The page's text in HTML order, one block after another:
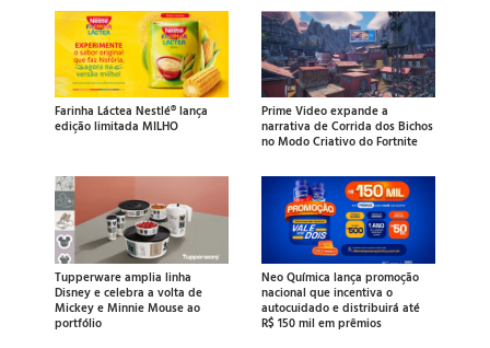
Farinha Láctea Nestlé® lança
edição limitada MILHO
Prime Video expande a
narrativa de Corrida dos Bichos
no Modo Criativo do Fortnite
Tupperware amplia linha
Disney e celebra a volta de
Mickey e Minnie Mouse ao
portfólio
Neo Química lança promoção
nacional que incentiva o
autocuidado e distribuirá até
R$ 150 mil em prêmios